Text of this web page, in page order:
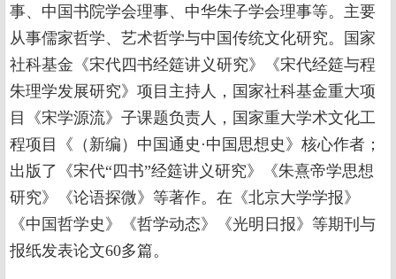
事、中国书院学会理事、中华朱子学会理事等。主要
从事儒家哲学、艺术哲学与中国传统文化研究。国家
社科基金《宋代四书经筵讲义研究》《宋代经筵与程
朱理学发展研究》项目主持人，国家社科基金重大项
目《宋学源流》子课题负责人，国家重大学术文化工
程项目《（新编）中国通史·中国思想史》核心作者；
出版了《宋代“四书”经筵讲义研究》《朱熹帝学思想
研究》《论语探微》等著作。在《北京大学学报》
《中国哲学史》《哲学动态》《光明日报》等期刊与
报纸发表论文60多篇。